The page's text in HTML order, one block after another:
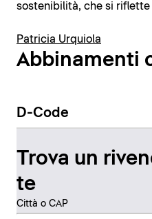
sostenibilità, che si riflette
Patricia Urquiola
Abbinamenti
D-Code
Trova un
te
Città o CAP